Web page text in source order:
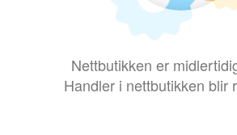
Nettbutikken er
Handler i nettbutikken blir